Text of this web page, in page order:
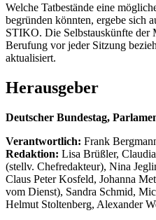
Welche Tatbestände eine
begründen könnten, ergebe sich
STIKO. Die Selbstauskünfte der
Berufung vor jeder Sitzung
aktualisiert.
Herausgeber
Deutscher Bundestag,
Verantwortlich: Frank
Redaktion: Lisa Brüßler,
(stellv. Chefredakteur), Nina
Claus Peter Kosfeld, Johanna
vom Dienst), Sandra Schmid,
Helmut Stoltenberg, Alexander